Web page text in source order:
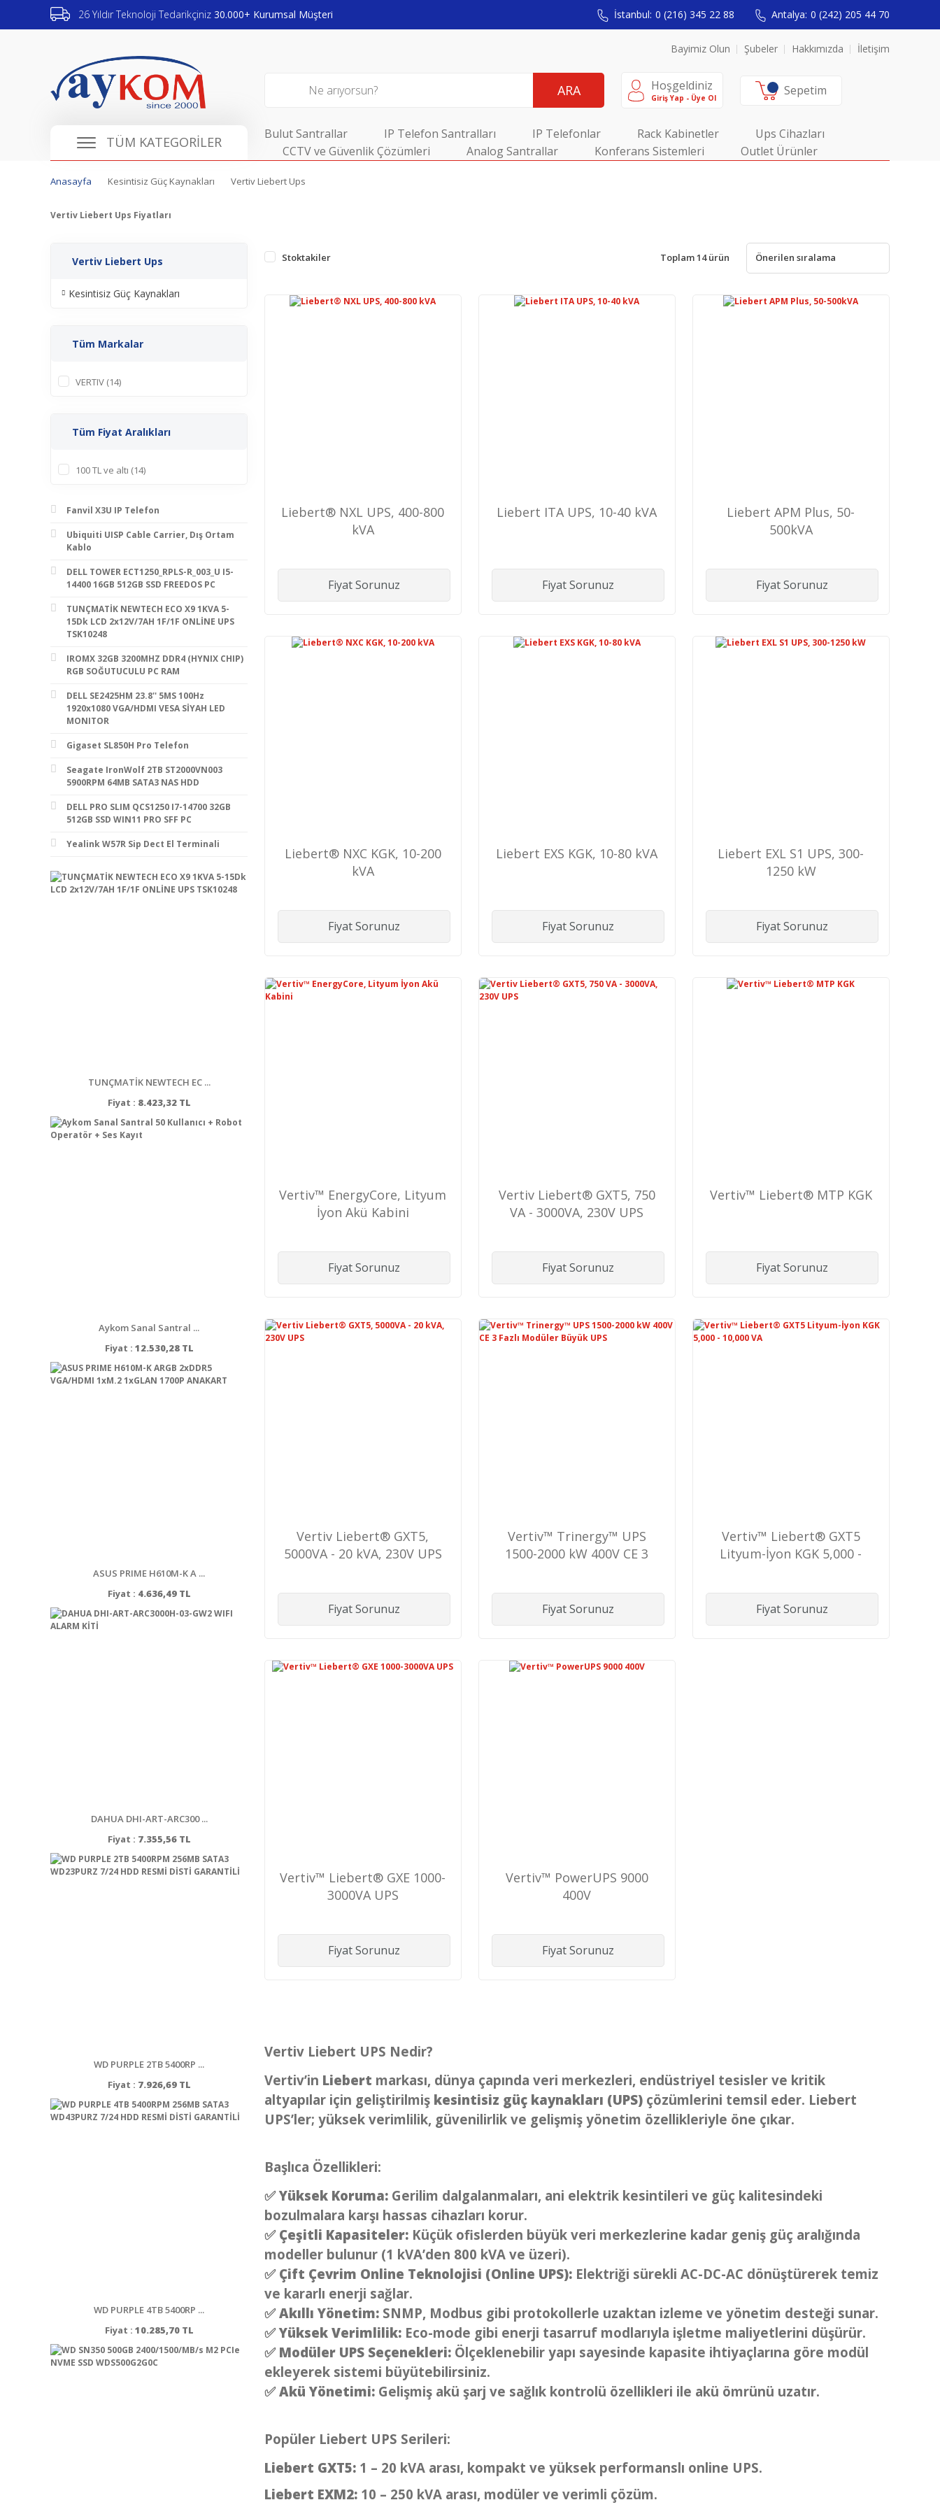
26 Yıldır Teknoloji Tedarikçiniz 30.000+ Kurumsal Müşteri İstanbul: 0 (216) 345 22 88 Antalya: 0 (242) 205 44 70
Bayimiz Olun Şubeler Hakkımızda İletişim
ARA Hoşgeldiniz
Giriş Yap - Üye Ol Sepetim
TÜM KATEGORİLER Bulut Santrallar IP Telefon Santralları IP Telefonlar Rack Kabinetler
Ups Cihazları
CCTV ve Güvenlik Çözümleri
Analog Santrallar Konferans Sistemleri Outlet Ürünler
Anasayfa Kesintisiz Güç Kaynakları Vertiv Liebert Ups
Vertiv Liebert Ups Fiyatları
Vertiv Liebert Ups
Kesintisiz Güç Kaynakları
Tüm Markalar
VERTIV (14)
Tüm Fiyat Aralıkları
100 TL ve altı (14)
Fanvil X3U IP Telefon
Ubiquiti UISP Cable Carrier, Dış Ortam
Kablo
DELL TOWER ECT1250_RPLS-R_003_U I5-
14400 16GB 512GB SSD FREEDOS PC
TUNÇMATİK NEWTECH ECO X9 1KVA 5-
15Dk LCD 2x12V/7AH 1F/1F ONLİNE UPS
TSK10248
IROMX 32GB 3200MHZ DDR4 (HYNIX CHIP)
RGB SOĞUTUCULU PC RAM
DELL SE2425HM 23.8'' 5MS 100Hz
1920x1080 VGA/HDMI VESA SİYAH LED
MONITOR
Gigaset SL850H Pro Telefon
Seagate IronWolf 2TB ST2000VN003
5900RPM 64MB SATA3 NAS HDD
DELL PRO SLIM QCS1250 I7-14700 32GB
512GB SSD WIN11 PRO SFF PC
Yealink W57R Sip Dect El Terminali
TUNÇMATİK NEWTECH EC ...
Fiyat : 8.423,32 TL
Aykom Sanal Santral ...
Fiyat : 12.530,28 TL
ASUS PRIME H610M-K A ...
Fiyat : 4.636,49 TL
DAHUA DHI-ART-ARC300 ...
Fiyat : 7.355,56 TL
WD PURPLE 2TB 5400RP ...
Fiyat : 7.926,69 TL
WD PURPLE 4TB 5400RP ...
Fiyat : 10.285,70 TL
Stoktakiler Toplam 14 ürün
Liebert® NXL UPS, 400-800
kVA
Fiyat Sorunuz
Liebert ITA UPS, 10-40 kVA
Fiyat Sorunuz
Liebert APM Plus, 50-
500kVA
Fiyat Sorunuz
Liebert® NXC KGK, 10-200
kVA
Fiyat Sorunuz
Liebert EXS KGK, 10-80 kVA
Fiyat Sorunuz
Liebert EXL S1 UPS, 300-
1250 kW
Fiyat Sorunuz
Vertiv™ EnergyCore, Lityum
İyon Akü Kabini
Fiyat Sorunuz
Vertiv Liebert® GXT5, 750
VA - 3000VA, 230V UPS
Fiyat Sorunuz
Vertiv™ Liebert® MTP KGK
Fiyat Sorunuz
Vertiv Liebert® GXT5,
5000VA - 20 kVA, 230V UPS
Fiyat Sorunuz
Vertiv™ Trinergy™ UPS
1500-2000 kW 400V CE 3
Fiyat Sorunuz
Vertiv™ Liebert® GXT5
Lityum-İyon KGK 5,000 -
Fiyat Sorunuz
Vertiv™ Liebert® GXE 1000-
3000VA UPS
Fiyat Sorunuz
Vertiv™ PowerUPS 9000
400V
Fiyat Sorunuz
Vertiv Liebert UPS Nedir?
Vertiv’in Liebert markası, dünya çapında veri merkezleri, endüstriyel tesisler ve kritik
altyapılar için geliştirilmiş kesintisiz güç kaynakları (UPS) çözümlerini temsil eder. Liebert
UPS’ler; yüksek verimlilik, güvenilirlik ve gelişmiş yönetim özellikleriyle öne çıkar.
Başlıca Özellikleri:
✅ Yüksek Koruma: Gerilim dalgalanmaları, ani elektrik kesintileri ve güç kalitesindeki
bozulmalara karşı hassas cihazları korur.
✅ Çeşitli Kapasiteler: Küçük ofislerden büyük veri merkezlerine kadar geniş güç aralığında
modeller bulunur (1 kVA’den 800 kVA ve üzeri).
✅ Çift Çevrim Online Teknolojisi (Online UPS): Elektriği sürekli AC-DC-AC dönüştürerek temiz
ve kararlı enerji sağlar.
✅ Akıllı Yönetim: SNMP, Modbus gibi protokollerle uzaktan izleme ve yönetim desteği sunar.
✅ Yüksek Verimlilik: Eco-mode gibi enerji tasarruf modlarıyla işletme maliyetlerini düşürür.
✅ Modüler UPS Seçenekleri: Ölçeklenebilir yapı sayesinde kapasite ihtiyaçlarına göre modül
ekleyerek sistemi büyütebilirsiniz.
✅ Akü Yönetimi: Gelişmiş akü şarj ve sağlık kontrolü özellikleri ile akü ömrünü uzatır.
Popüler Liebert UPS Serileri:
Liebert GXT5: 1 – 20 kVA arası, kompakt ve yüksek performanslı online UPS.
Liebert EXM2: 10 – 250 kVA arası, modüler ve verimli çözüm.